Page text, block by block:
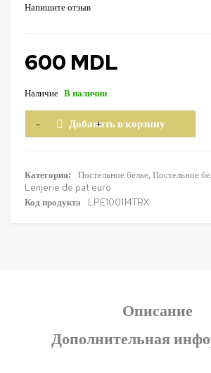
Напишите отзыв
600 MDL
Наличие В наличии
Добавить в корзину
Категория: Постельное белье, Постельное
Lenjerie de pat euro
Код продукта
LPE100114TRX
Описание
Дополнительная